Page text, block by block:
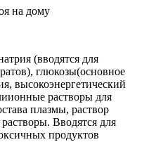
на дому
(вводятся для
глюкозы(основное
высокоэнергетический
растворы для
плазмы, раствор
Вводятся для
продуктов